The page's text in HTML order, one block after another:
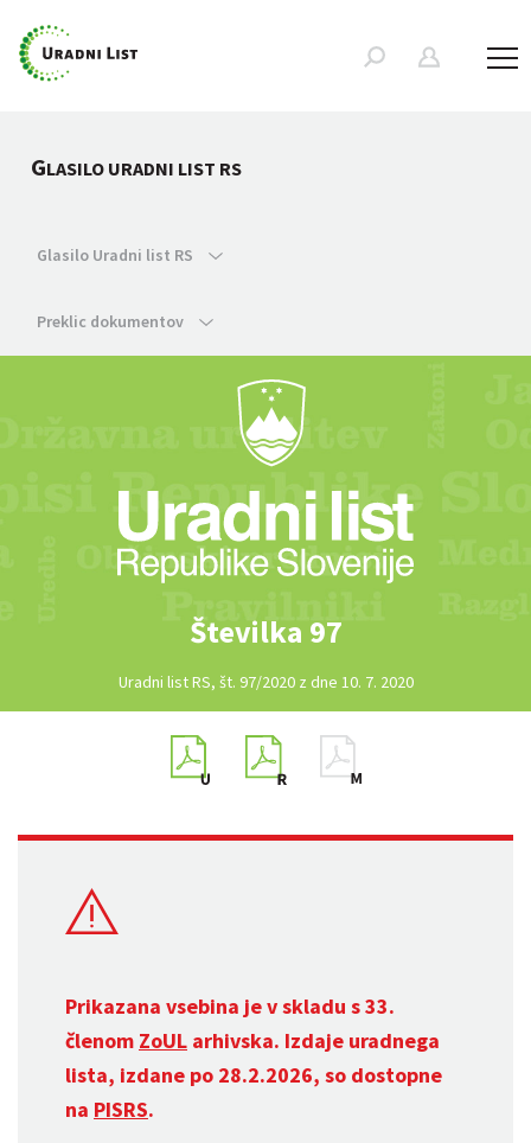
GLASILO URADNI LIST RS
Glasilo Uradni list RS
Preklic dokumentov
Številka 97
Uradni list RS, št. 97/2020 z dne 10. 7. 2020
Prikazana vsebina je v skladu s 33.
členom ZoUL arhivska. Izdaje uradnega
lista, izdane po 28.2.2026, so dostopne
na PISRS.